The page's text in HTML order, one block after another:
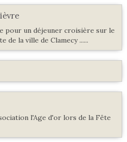
pour un déjeuner croisière sur le
de la ville de Clamecy ......
l'Age d'or lors de la Fête